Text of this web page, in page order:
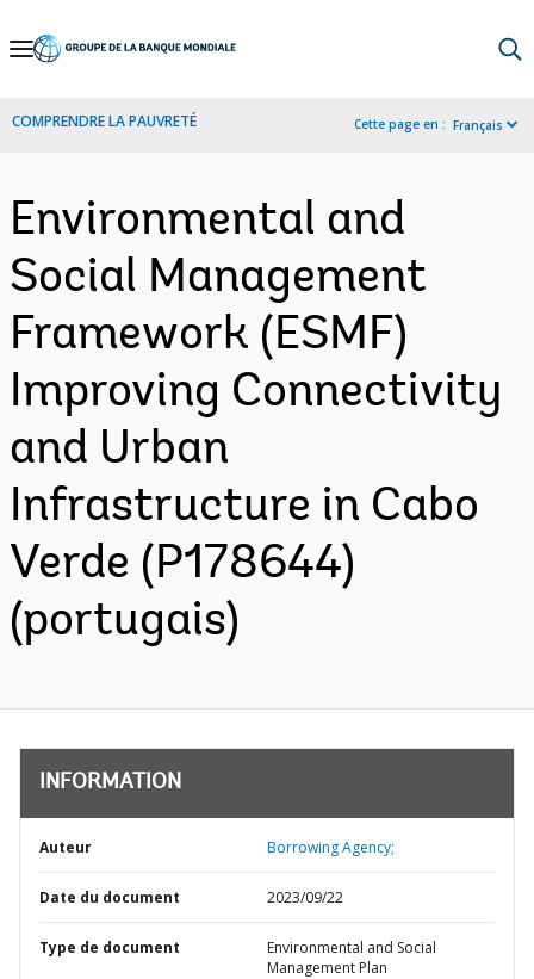
Skip
Navigation
COMPRENDRE LA PAUVRETÉ Cette page en : Français
Environmental and
Social Management
Framework (ESMF)
Improving Connectivity
and Urban
Infrastructure in Cabo
Verde (P178644)
(portugais)
INFORMATION
Auteur Borrowing Agency;
Date du document 2023/09/22
Type de document
Environmental and Social
Management Plan